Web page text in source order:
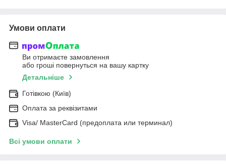
Умови оплати
Ви отримаєте замовлення
або гроші повернуться на вашу картку
Детальніше
Готівкою (Київ)
Оплата за реквізитами
Visa/ MasterCard (предоплата или терминал)
Всі умови оплати